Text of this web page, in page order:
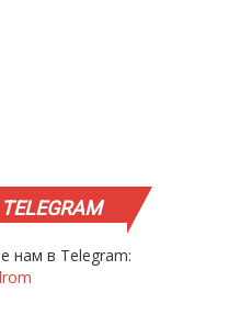
нам в Telegram: